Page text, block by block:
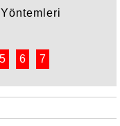
5 6 7